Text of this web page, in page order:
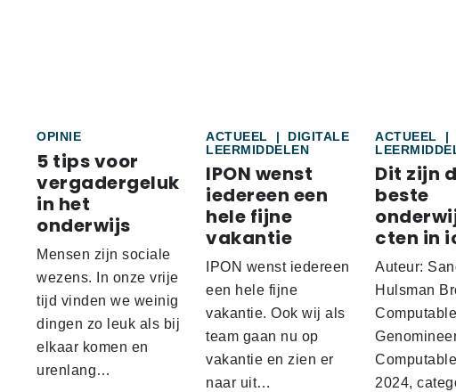
OPINIE
5 tips voor
vergadergeluk
in het
onderwijs
Mensen zijn sociale
wezens. In onze vrije
tijd vinden we weinig
dingen zo leuk als bij
elkaar komen en
urenlang…
ACTUEEL |
DIGITALE
LEERMIDDELEN
IPON wenst
iedereen een
hele fijne
vakantie
IPON wenst iedereen
een hele fijne
vakantie. Ook wij als
team gaan nu op
vakantie en zien er
naar uit…
ACTUEEL
|
Dit zijn
beste
cten in
Auteur:
Hulsman
Computable
2024,